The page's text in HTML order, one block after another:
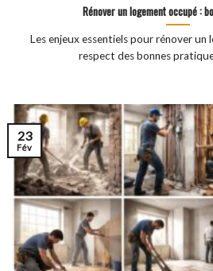
Rénover un logement occupé :
Les enjeux essentiels pour rénover un
respect des bonnes
23
Fév